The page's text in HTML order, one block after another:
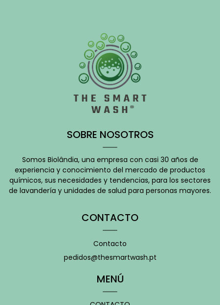
SOBRE NOSOTROS
Somos Biolândia, una empresa con casi 30 años de
experiencia y conocimiento del mercado de productos
químicos, sus necesidades y tendencias, para los sectores
de lavandería y unidades de salud para personas mayores.
CONTACTO
Contacto
pedidos@thesmartwash.pt
MENÚ